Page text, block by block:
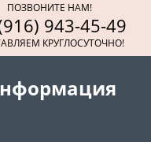
ПОЗВОНИТЕ НАМ!
943-45-49
КРУГЛОСУТОЧНО!